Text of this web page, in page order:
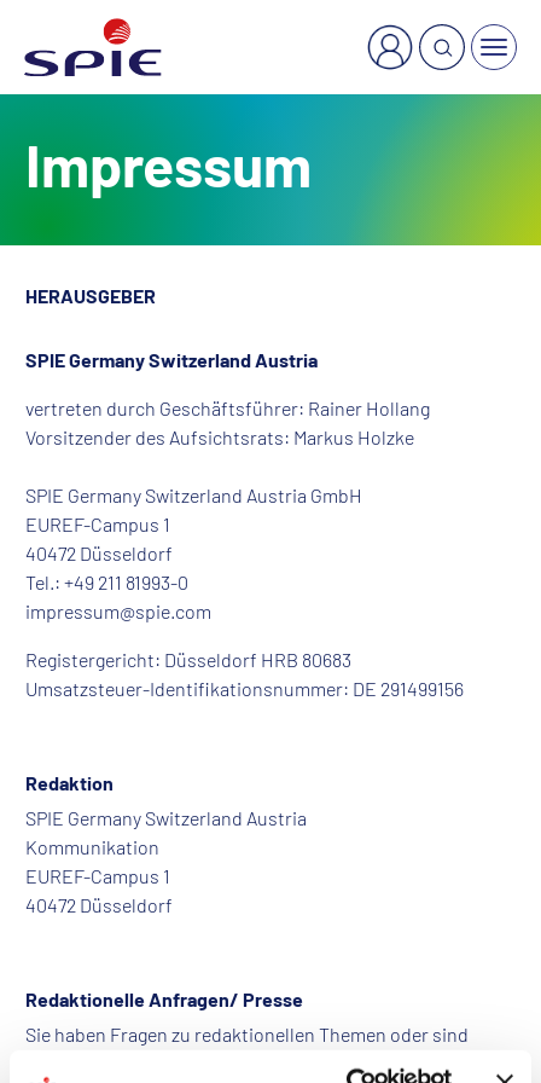
Impressum
HERAUSGEBER
SPIE Germany Switzerland Austria
vertreten durch Geschäftsführer: Rainer Hollang
Vorsitzender des Aufsichtsrats: Markus Holzke
SPIE Germany Switzerland Austria GmbH
EUREF-Campus 1
40472 Düsseldorf
Tel.: +49 211 81993-0
impressum@spie.com
Registergericht: Düsseldorf HRB 80683
Umsatzsteuer-Identifikationsnummer: DE 291499156
Redaktion
SPIE Germany Switzerland Austria
Kommunikation
EUREF-Campus 1
40472 Düsseldorf
Redaktionelle Anfragen/ Presse
Sie haben Fragen zu redaktionellen Themen oder sind
Medienvertreter (Journalist, Blogger etc.) und möchten